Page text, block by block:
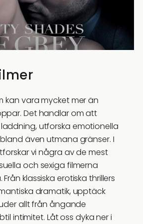
kan vara mycket mer än
Det handlar om att
utforska emotionella
även utmana gränser. I
vi några av de mest
och sexiga filmerna
klassiska erotiska thrillers
dramatik, upptäck
allt från ångande
intimitet. Låt oss dyka ner i